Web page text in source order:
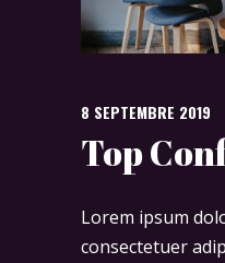
8 SEPTEMBRE 2019
Top
Lorem ipsum
consectetuer